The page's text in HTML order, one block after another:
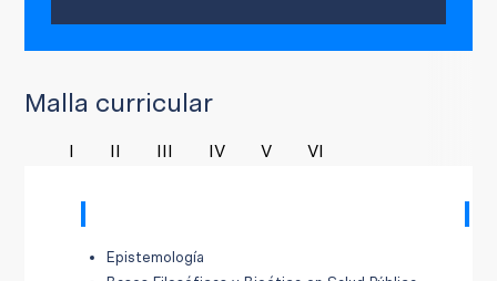
Malla curricular
I II III IV V VI
I
Epistemología
II